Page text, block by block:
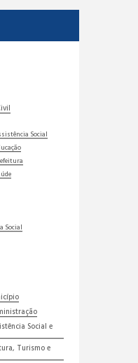
Social
Social
Social e
Turismo e